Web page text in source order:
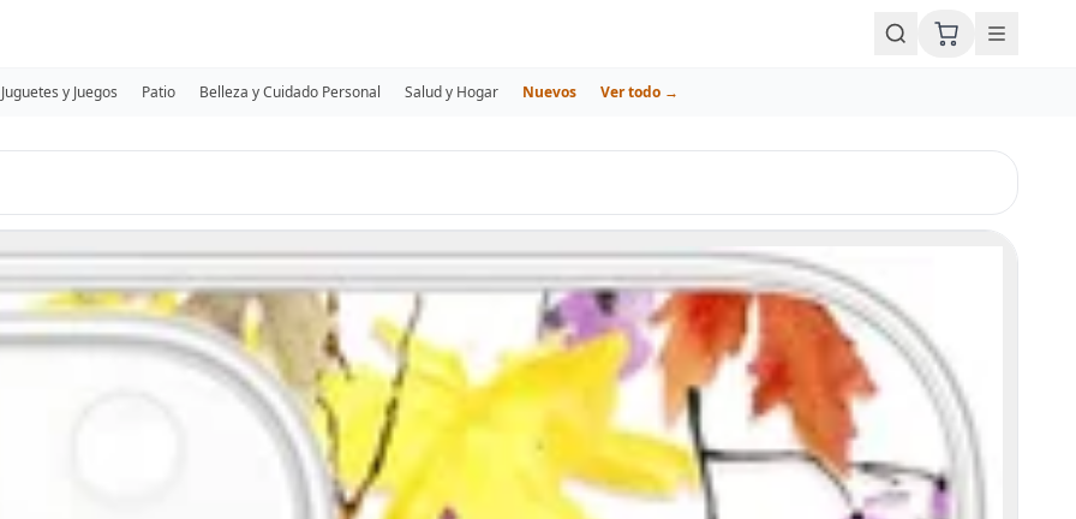
Juguetes y Juegos Patio Belleza y Cuidado Personal Salud y Hogar Nuevos Ver todo →